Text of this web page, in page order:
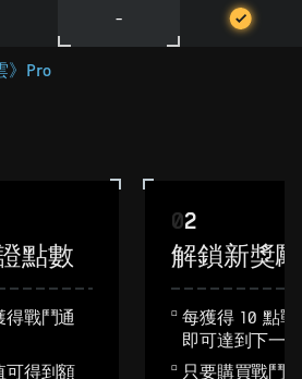
-
》Pro
點數
得戰鬥通
可得到額
02
解鎖新獎勵
每獲得 10 點
即可達到下一
只要購買戰鬥